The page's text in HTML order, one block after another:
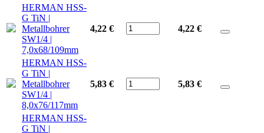
HERMAN HSS-
G TiN |
Metallbohrer
SW1/4 |
7,0x68/109mm
4,22 € 4,22 €
HERMAN HSS-
G TiN |
Metallbohrer
SW1/4 |
8,0x76/117mm
5,83 € 5,83 €
HERMAN HSS-
G TiN |